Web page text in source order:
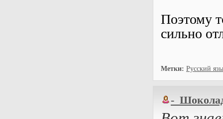
Поэтому
сильно
Метки: Русский
-